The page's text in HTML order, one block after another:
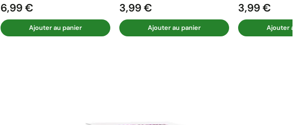
Prix
6,99 €
Ajouter au panier
Prix
3,99 €
Ajouter au panier
Prix
3,99 €
Ajouter au